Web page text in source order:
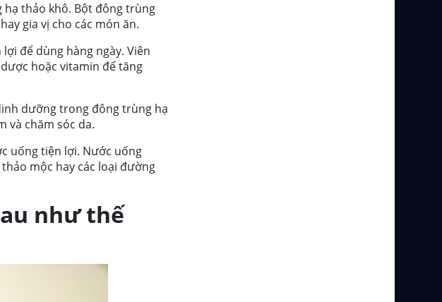
hạ thảo khô. Bột đông trùng
gia vị cho các món ăn.
để dùng hàng ngày. Viên
hoặc vitamin để tăng
dưỡng trong đông trùng hạ
và chăm sóc da.
uống tiện lợi. Nước uống
mộc hay các loại đường
như thế